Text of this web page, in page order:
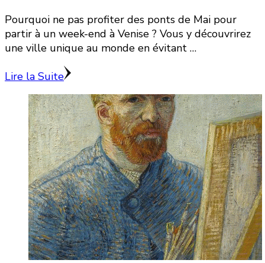
Pourquoi ne pas profiter des ponts de Mai pour
partir à un week-end à Venise ? Vous y découvrirez
une ville unique au monde en évitant …
Lire la Suite